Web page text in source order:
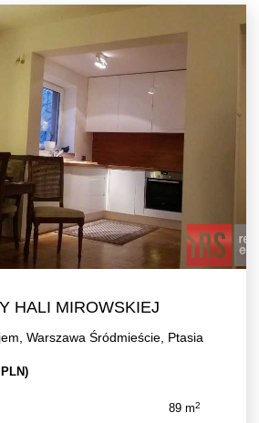
HALI MIROWSKIEJ
Warszawa Śródmieście, Ptasia
89 m2